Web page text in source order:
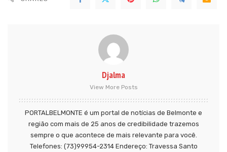
Djalma
View More Posts
PORTALBELMONTE é um portal de notícias de Belmonte e
região com mais de 25 anos de credibilidade trazemos
sempre o que acontece de mais relevante para você.
Telefones: (73)99954-2314 Endereço: Travessa Santo